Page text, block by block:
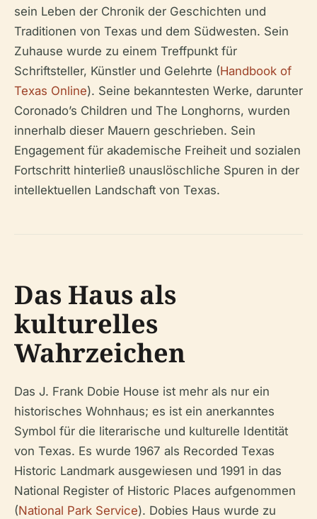
sein Leben der Chronik der Geschichten und
Traditionen von Texas und dem Südwesten. Sein
Zuhause wurde zu einem Treffpunkt für
Schriftsteller, Künstler und Gelehrte (Handbook of
Texas Online). Seine bekanntesten Werke, darunter
Coronado’s Children und The Longhorns, wurden
innerhalb dieser Mauern geschrieben. Sein
Engagement für akademische Freiheit und sozialen
Fortschritt hinterließ unauslöschliche Spuren in der
intellektuellen Landschaft von Texas.
Das Haus als
kulturelles
Wahrzeichen
Das J. Frank Dobie House ist mehr als nur ein
historisches Wohnhaus; es ist ein anerkanntes
Symbol für die literarische und kulturelle Identität
von Texas. Es wurde 1967 als Recorded Texas
Historic Landmark ausgewiesen und 1991 in das
National Register of Historic Places aufgenommen
(National Park Service). Dobies Haus wurde zu